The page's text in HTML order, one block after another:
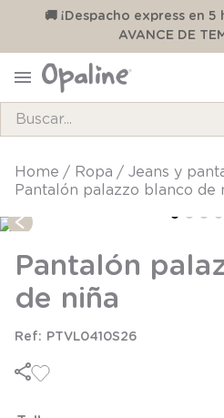
🚚 ¡Despacho express en
AVANCE DE
ropa jeans y
Pantalón palazzo blanco de
Pantalón
de niña
PTVL0410S26
TÉRMINOS MÁS BUSCADOS
pijama
3.
zapatillas
4.
body
5
manta